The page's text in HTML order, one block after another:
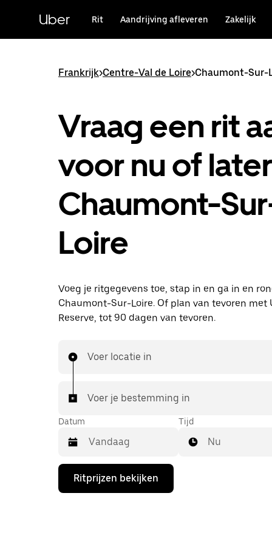
hoofdinhoudUber Rit Aandrijving afleveren Zakelijk
Frankrijk>Centre-Val de Loire>Chaumont-Sur-
Vraag een rit
voor nu of
Chaumont-
Loire
Voeg je ritgegevens toe, stap in en ga in en
Chaumont-Sur-Loire. Of plan van tevoren met
Reserve, tot 90 dagen van tevoren.
Voer locatie in
Voer je bestemming in
Datum
Druk
de
Tijd
Nu
Ritprijzen bekijken